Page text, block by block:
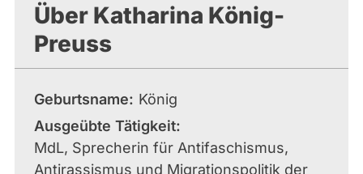
Über Katharina König-
Preuss
Geburtsname
König
Ausgeübte Tätigkeit
MdL, Sprecherin für Antifaschismus,
Antirassismus und Migrationspolitik der